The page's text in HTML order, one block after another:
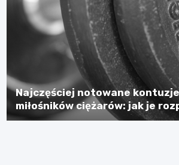
Najczęściej notowane
miłośników ciężarów: jak je
zapobiegać?